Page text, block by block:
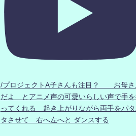
/プロジェクトA子さんも注目？ お母さ
だよ とアニメ声の可愛いらしい声で手を
ってくれる 起き上がりながら両手をパ
タさせて 右へ左へと ダンスする